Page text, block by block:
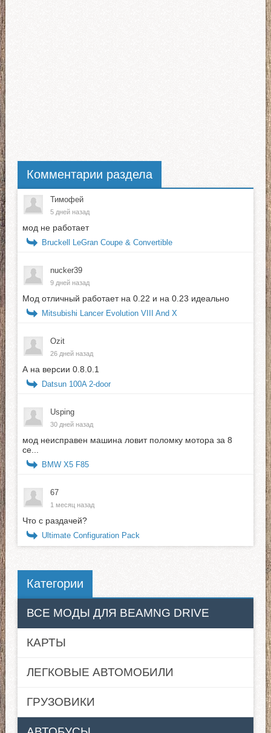
Комментарии раздела
Тимофей
5 дней назад
мод не работает
Bruckell LeGran Coupe & Convertible
nucker39
9 дней назад
Мод отличный работает на 0.22 и на 0.23 идеально
Mitsubishi Lancer Evolution VIII And X
Ozit
26 дней назад
А на версии 0.8.0.1
Datsun 100A 2-door
Usping
30 дней назад
мод неисправен машина ловит поломку мотора за 8
се...
BMW X5 F85
67
1 месяц назад
Что с раздачей?
Ultimate Configuration Pack
Категории
ВСЕ МОДЫ ДЛЯ BEAMNG DRIVE
КАРТЫ
ЛЕГКОВЫЕ АВТОМОБИЛИ
ГРУЗОВИКИ